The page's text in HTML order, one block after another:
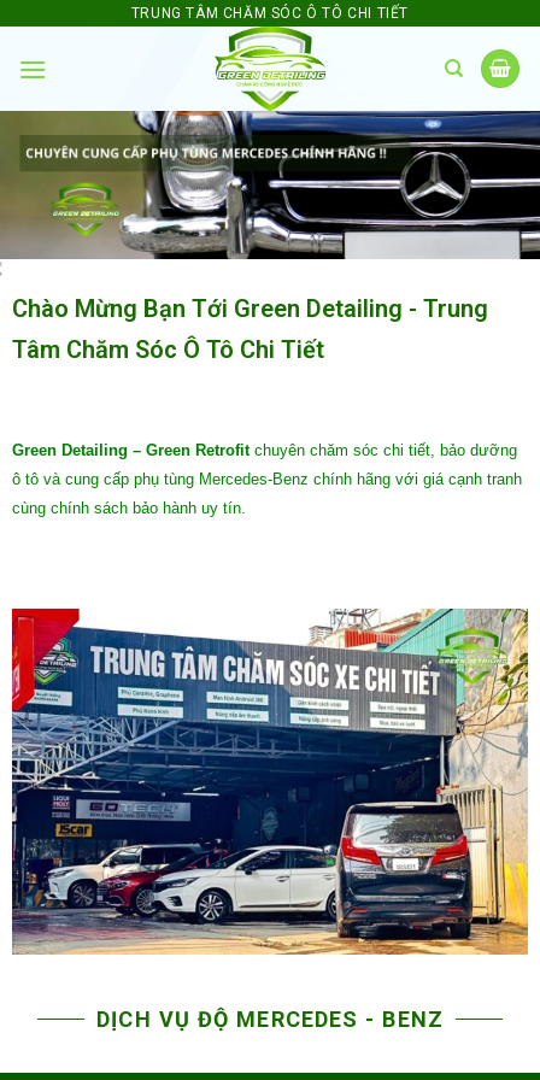
TRUNG TÂM CHĂM SÓC Ô TÔ CHI TIẾT
Chào Mừng Bạn Tới Green Detailing - Trung
Tâm Chăm Sóc Ô Tô Chi Tiết
Green Detailing – Green Retrofitchuyên chăm sóc chi tiết, bảo dưỡng
ô tô và cung cấp phụ tùng Mercedes-Benz chính hãng với giá cạnh tranh
cùng chính sách bảo hành uy tín.
DỊCH VỤ ĐỘ MERCEDES - BENZ